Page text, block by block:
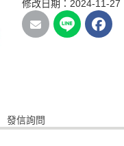
修改日期：2024-11-27
發信詢問